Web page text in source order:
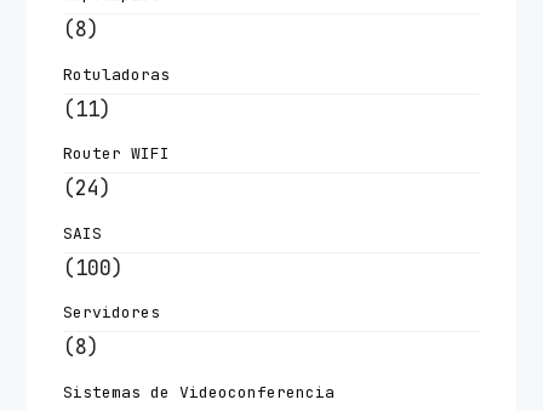
(8)
Rotuladoras
(11)
Router WIFI
(24)
SAIS
(100)
Servidores
(8)
Sistemas de Videoconferencia